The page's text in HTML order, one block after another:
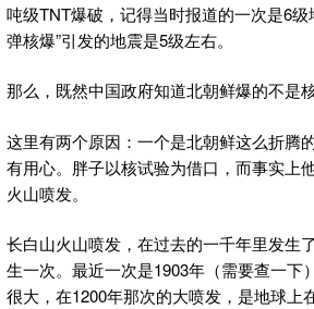
吨级TNT爆破，记得当时报道的一次是6
弹核爆”引发的地震是5级左右。
那么，既然中国政府知道北朝鲜爆的不是
这里有两个原因：一个是北朝鲜这么折腾
有用心。胖子以核试验为借口，而事实上
火山喷发。
长白山火山喷发，在过去的一千年里发生
生一次。最近一次是1903年（需要查一下
很大，在1200年那次的大喷发，是地球上